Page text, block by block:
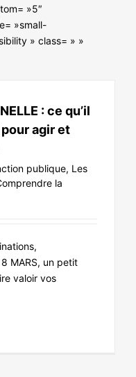
»5″
»small-
» class= » »
: ce qu’il
agir et
publique, Les
la
MARS, un petit
valoir vos